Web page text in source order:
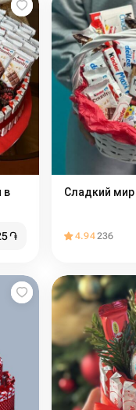
в
֏
Сладкий мир️
4.94236